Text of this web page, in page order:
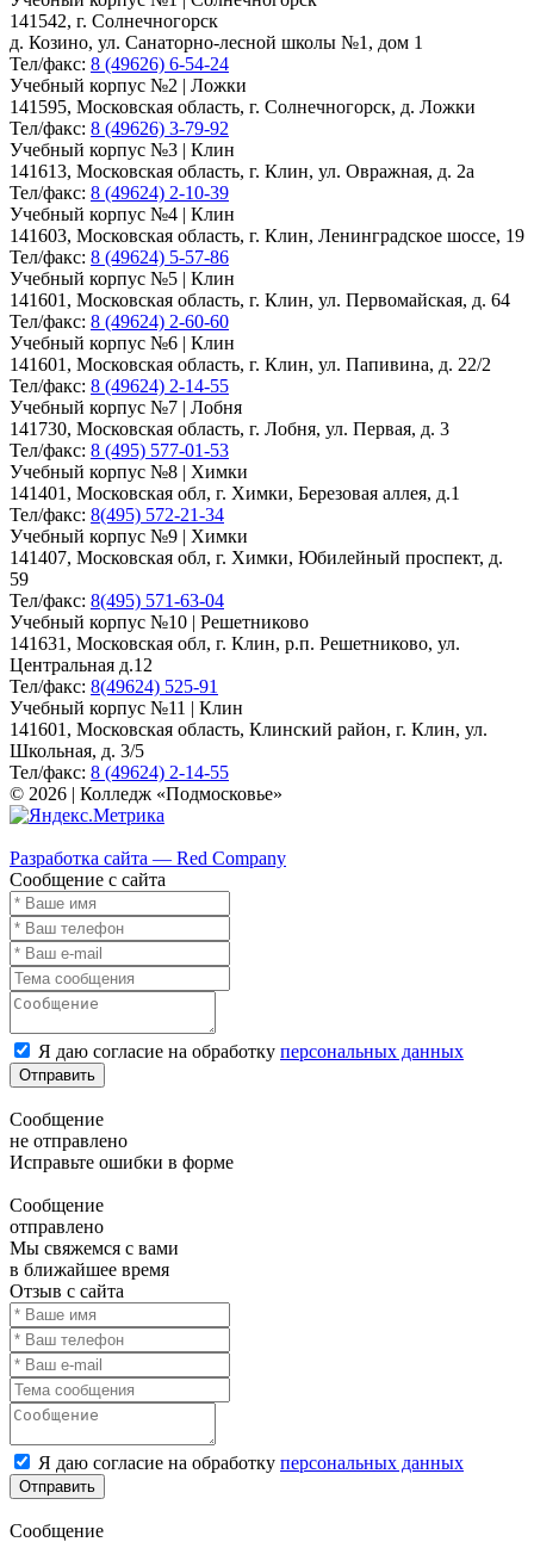
141542, г. Солнечногорск
д. Козино, ул. Санаторно-лесной школы №1, дом 1
Тел/факс: 8 (49626) 6-54-24
Учебный корпус №2 | Ложки
141595, Московская область, г. Солнечногорск, д. Ложки
Тел/факс: 8 (49626) 3-79-92
Учебный корпус №3 | Клин
141613, Московская область, г. Клин, ул. Овражная, д. 2а
Тел/факс: 8 (49624) 2-10-39
Учебный корпус №4 | Клин
141603, Московская область, г. Клин, Ленинградское шоссе, 19
Тел/факс: 8 (49624) 5-57-86
Учебный корпус №5 | Клин
141601, Московская область, г. Клин, ул. Первомайская, д. 64
Тел/факс: 8 (49624) 2-60-60
Учебный корпус №6 | Клин
141601, Московская область, г. Клин, ул. Папивина, д. 22/2
Тел/факс: 8 (49624) 2-14-55
Учебный корпус №7 | Лобня
141730, Московская область, г. Лобня, ул. Первая, д. 3
Тел/факс: 8 (495) 577-01-53
Учебный корпус №8 | Химки
141401, Московская обл, г. Химки, Березовая аллея, д.1
Тел/факс: 8(495) 572-21-34
Учебный корпус №9 | Химки
141407, Московская обл, г. Химки, Юбилейный проспект, д.
59
Тел/факс: 8(495) 571-63-04
Учебный корпус №10 | Решетниково
141631, Московская обл, г. Клин, р.п. Решетниково, ул.
Центральная д.12
Тел/факс: 8(49624) 525-91
Учебный корпус №11 | Клин
141601, Московская область, Клинский район, г. Клин, ул.
Школьная, д. 3/5
Тел/факс: 8 (49624) 2-14-55
© 2026 | Колледж «Подмосковье»
Разработка сайта — Red Company
Сообщение с сайта
Я даю согласие на обработку персональных данных
Отправить
Сообщение
не отправлено
Исправьте ошибки в форме
Сообщение
отправлено
Мы свяжемся с вами
в ближайшее время
Отзыв с сайта
Я даю согласие на обработку персональных данных
Отправить
Сообщение